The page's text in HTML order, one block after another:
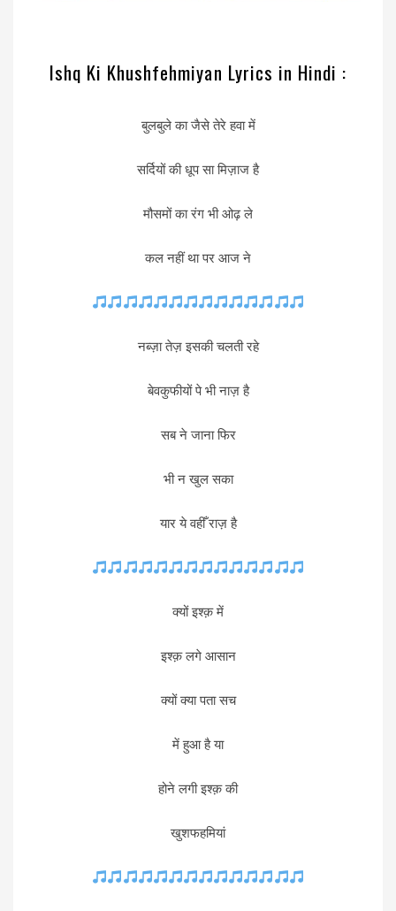
Ishq Ki Khushfehmiyan Lyrics in Hindi :
बुलबुले का जैसे तेरे हवा में
सर्दियों की धूप सा मिज़ाज है
मौसमों का रंग भी ओढ़ ले
कल नहीं था पर आज ने
नब्ज़ा तेज़ इसकी चलती रहे
बेवकुफीयों पे भी नाज़ है
सब ने जाना फिर
भी न खुल सका
यार ये वहीँ राज़ है
क्यों इश्क़ में
इश्क़ लगे आसान
क्यों क्या पता सच
में हुआ है या
होने लगी इश्क़ की
खुशफहमियां